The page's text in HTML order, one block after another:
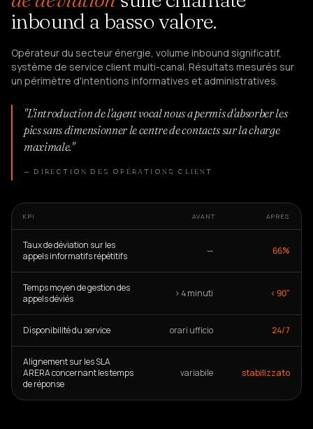
inbound a basso valore.
Opérateur du secteur énergie, volume inbound significatif,
système de service client multi-canal. Résultats mesurés sur
un périmètre d'intentions informatives et administratives.
"L'introduction de l'agent vocal nous a permis d'absorber les
pics sans dimensionner le centre de contacts sur la charge
maximale."
— DIRECTION DES OPÉRATIONS CLIENT
KPI AVANT APRÈS
Taux de déviation sur les
appels informatifs répétitifs
— 66%
Temps moyen de gestion des
appels déviés
> 4 minuti < 90"
Disponibilité du service orari ufficio 24/7
Alignement sur les SLA
ARERA concernant les temps
de réponse
variabile stabilizzato